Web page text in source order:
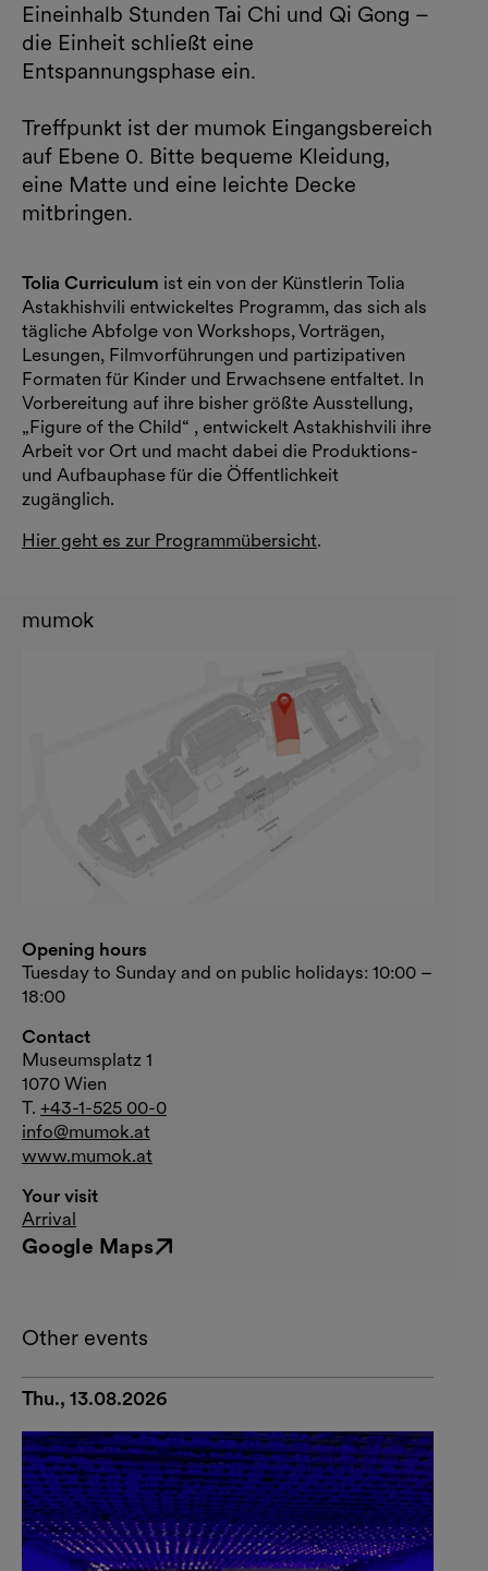
Eineinhalb Stunden Tai Chi und Qi Gong –
die Einheit schließt eine
Entspannungsphase ein.
Treffpunkt ist der mumok Eingangsbereich
auf Ebene 0. Bitte bequeme Kleidung,
eine Matte und eine leichte Decke
mitbringen.
Tolia Curriculum ist ein von der Künstlerin Tolia
Astakhishvili entwickeltes Programm, das sich als
tägliche Abfolge von Workshops, Vorträgen,
Lesungen, Filmvorführungen und partizipativen
Formaten für Kinder und Erwachsene entfaltet. In
Vorbereitung auf ihre bisher größte Ausstellung,
„Figure of the Child“ , entwickelt Astakhishvili ihre
Arbeit vor Ort und macht dabei die Produktions-
und Aufbauphase für die Öffentlichkeit
zugänglich.
Hier geht es zur Programmübersicht.
mumok
Opening hours
Tuesday to Sunday and on public holidays: 10:00 –
18:00
Contact
Museumsplatz 1
1070 Wien
T. +43-1-525 00-0
info@mumok.at
www.mumok.at
Your visit
Arrival
Google Maps
External link
Other events
Thu., 13.08.2026